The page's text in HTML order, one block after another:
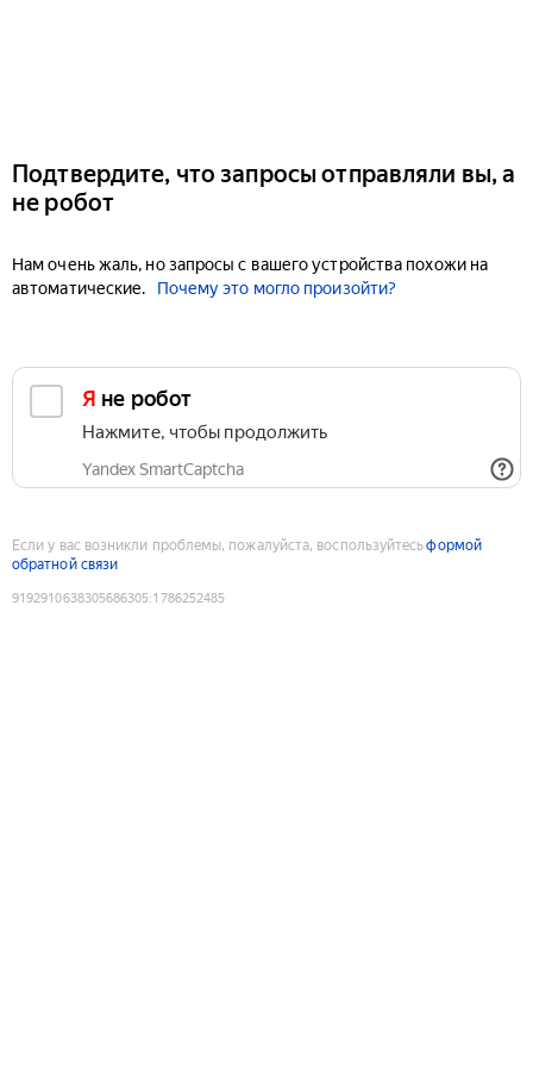
Подтвердите, что запросы отправляли вы, а
не робот
Нам очень жаль, но запросы с вашего устройства похожи на
автоматические.
Почему это могло произойти?
Я не робот
Нажмите, чтобы продолжить
Yandex SmartCaptcha
Если у вас возникли проблемы, пожалуйста, воспользуйтесьформой
обратной связи
9192910638305686305:1786252485